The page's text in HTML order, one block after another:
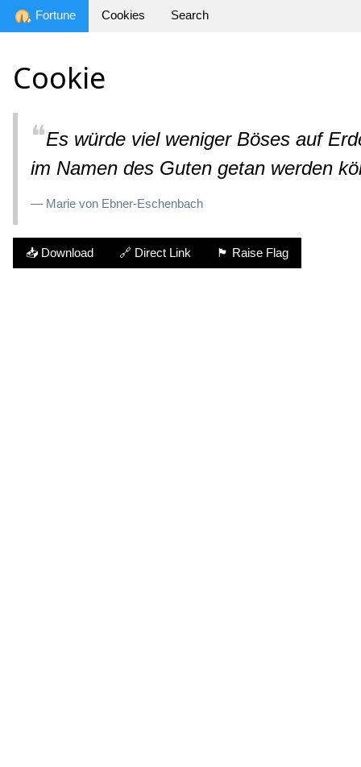
Fortune Cookies Search
Cookie
❝Es würde viel weniger Böses auf
im Namen des Guten getan werden
— Marie von Ebner-Eschenbach
📥 Download 🔗 Direct Link 🏴 Raise Flag